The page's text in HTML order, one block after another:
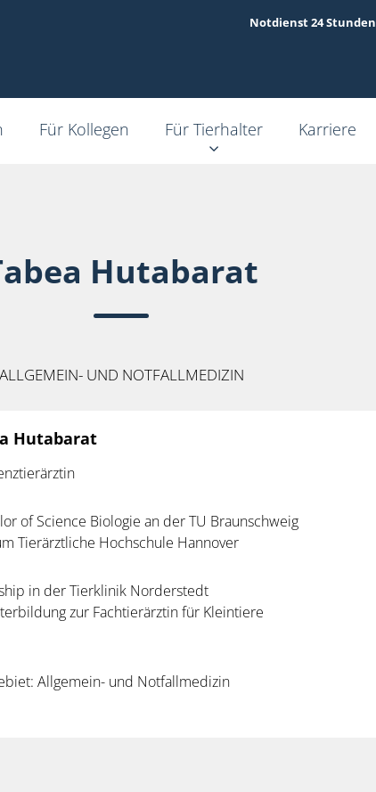
Notdienst 24 Stunden
Für Kollegen Für Tierhalter Karriere
Hutabarat
ALLGEMEIN- UND NOTFALLMEDIZIN
Hutabarat
of Science Biologie an der TU Braunschweig
Tierärztliche Hochschule Hannover
in der Tierklinik Norderstedt
zur Fachtierärztin für Kleintiere
Allgemein- und Notfallmedizin